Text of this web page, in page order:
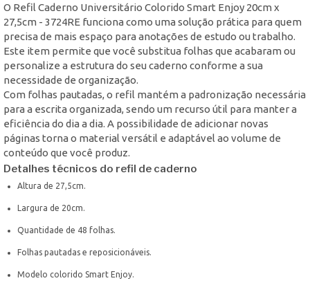
O Refil Caderno Universitário Colorido Smart Enjoy 20cm x
27,5cm - 3724RE funciona como uma solução prática para quem
precisa de mais espaço para anotações de estudo ou trabalho.
Este item permite que você substitua folhas que acabaram ou
personalize a estrutura do seu caderno conforme a sua
necessidade de organização.
Com folhas pautadas, o refil mantém a padronização necessária
para a escrita organizada, sendo um recurso útil para manter a
eficiência do dia a dia. A possibilidade de adicionar novas
páginas torna o material versátil e adaptável ao volume de
conteúdo que você produz.
Detalhes técnicos do refil de caderno
Altura de 27,5cm.
Largura de 20cm.
Quantidade de 48 folhas.
Folhas pautadas e reposicionáveis.
Modelo colorido Smart Enjoy.